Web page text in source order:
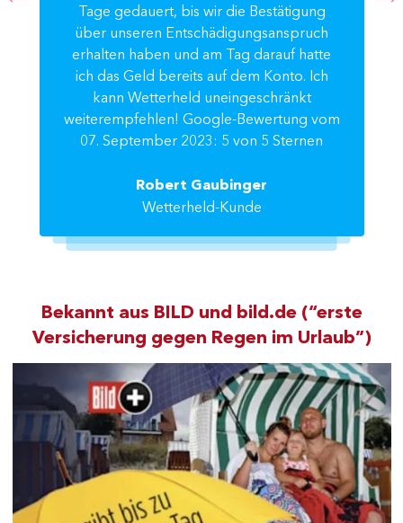
Tage gedauert, bis wir die Bestätigung
über unseren Entschädigungsanspruch
erhalten haben und am Tag darauf hatte
ich das Geld bereits auf dem Konto. Ich
kann Wetterheld uneingeschränkt
weiterempfehlen! Google-Bewertung vom
07. September 2023: 5 von 5 Sternen
Robert Gaubinger
Wetterheld-Kunde
Bekannt aus BILD und bild.de (“erste
Versicherung gegen Regen im Urlaub”)